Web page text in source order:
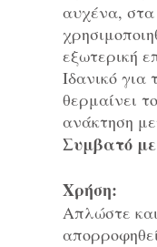
αυχένα,
εξωτερική
Ιδανικό
θερμαίνει
ανάκτηση
Συμβατό με
Χρήση:
Απλώστε